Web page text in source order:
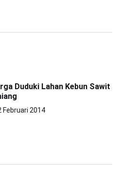
Duduki Lahan Kebun Sawit
Februari 2014